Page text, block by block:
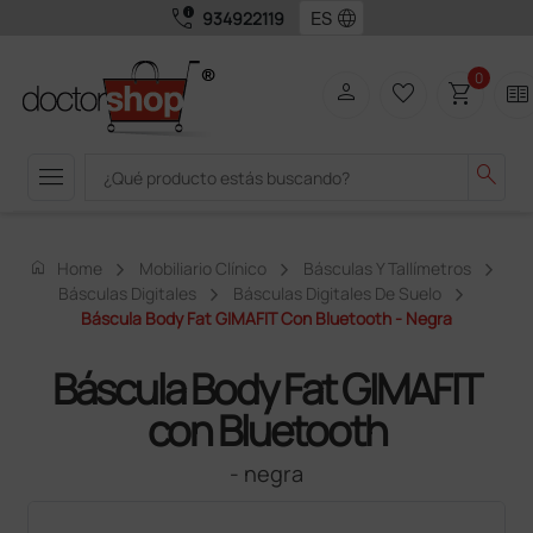
call_quality 934922119 language
menu search
person favorite_border shopping_cart0 two_pager
home Home Mobiliario Clínico
Básculas Y Tallímetros
Básculas Digitales
Básculas Digitales De Suelo
Báscula Body Fat GIMAFIT Con Bluetooth - Negra
Báscula Body Fat GIMAFIT
con Bluetooth
- negra